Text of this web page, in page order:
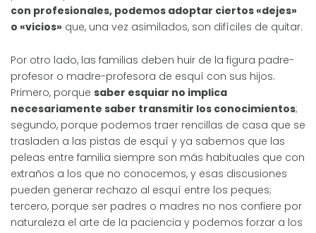
con profesionales, podemos adoptar ciertos «dejes»
o «vicios» que, una vez asimilados, son difíciles de quitar.
Por otro lado, las familias deben huir de la figura padre-
profesor o madre-profesora de esquí con sus hijos.
Primero, porque saber esquiar no implica
necesariamente saber transmitir los conocimientos;
segundo, porque podemos traer rencillas de casa que se
trasladen a las pistas de esquí y ya sabemos que las
peleas entre familia siempre son más habituales que con
extraños a los que no conocemos, y esas discusiones
pueden generar rechazo al esquí entre los peques;
tercero, porque ser padres o madres no nos confiere por
naturaleza el arte de la paciencia y podemos forzar a los